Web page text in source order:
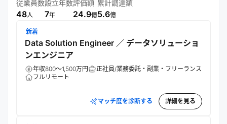
ビスを組み合わせ、顧客ニーズに対応。大手IT企業との提携
で技術・事業面での協業を推進し、企業のデジタル化を促進
従業員数
48人
設立年数
7年
評価額
24.9億
累計調達額
5.6億
新着
Data Solution Engineer ／ データソリューショ
ンエンジニア
年収800～1,500万円
正社員/業務委託・副業・フリーランス
フルリモート
マッチ度を診断する 詳細を見る